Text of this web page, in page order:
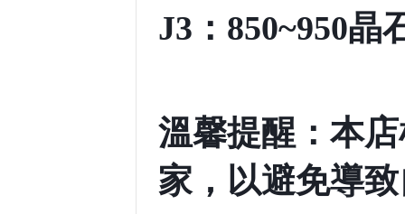
J3 ：850~950晶
溫馨提醒：本
家，以避免導